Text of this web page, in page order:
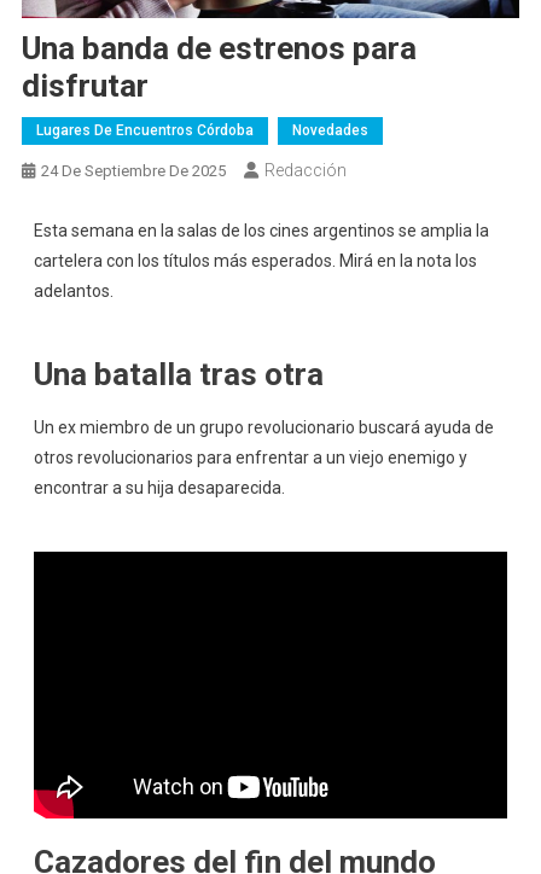
Una banda de estrenos para
disfrutar
Lugares De Encuentros Córdoba Novedades
24 De Septiembre De 2025 Redacción
Esta semana en la salas de los cines argentinos se amplia la
cartelera con los títulos más esperados. Mirá en la nota los
adelantos.
Una batalla tras otra
Un ex miembro de un grupo revolucionario buscará ayuda de
otros revolucionarios para enfrentar a un viejo enemigo y
encontrar a su hija desaparecida.
Cazadores del fin del mundo